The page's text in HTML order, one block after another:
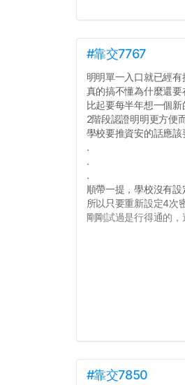
#靠交7767
明明單一入口就已經
真的搞不懂為什麼還
比起要每半年想一個
2階段認證明明更方便
學校要推資安的話應
.
.
.
順帶一提，學校沒有
所以只要重新設定4次
剛剛試過是行得通的
#靠交7850